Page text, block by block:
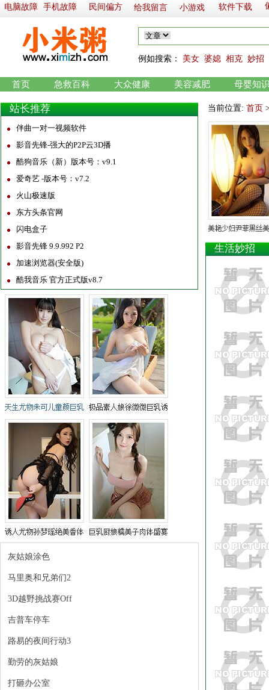
首页 急救百科 大众健康 美容减肥 母婴知
软件下载
小游戏
手机故障 民间偏方 给我留言
例如搜索： 美女 婆媳 相克 妙招
电脑故障
站长推荐
伴曲一对一视频软件
影音先锋-强大的P2P云3D播
酷狗音乐（新）版本号：v9.1
爱奇艺 -版本号：v7.2
火山极速版
东方头条官网
闪电盒子
影音先锋 9.9.992 P2
加速浏览器(安全版)
酷我音乐 官方正式版v8.7
灰姑娘涂色
马里奥和兄弟们2
3D越野挑战赛Off
吉普车停车
路易的夜间行动3
勤劳的灰姑娘
打砸办公室
当前位置: 首页
生活妙招